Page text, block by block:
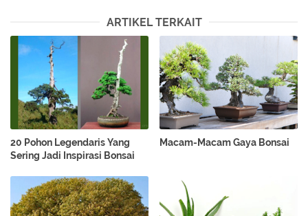
ARTIKEL TERKAIT
20 Pohon Legendaris Yang
Sering Jadi Inspirasi Bonsai
Macam-Macam Gaya Bonsai